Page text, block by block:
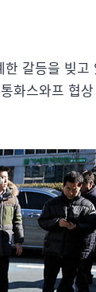
갈등을 빚
화스와프 협